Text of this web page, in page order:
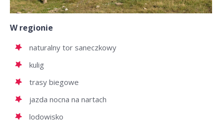
W regionie
naturalny tor saneczkowy
kulig
trasy biegowe
jazda nocna na nartach
lodowisko